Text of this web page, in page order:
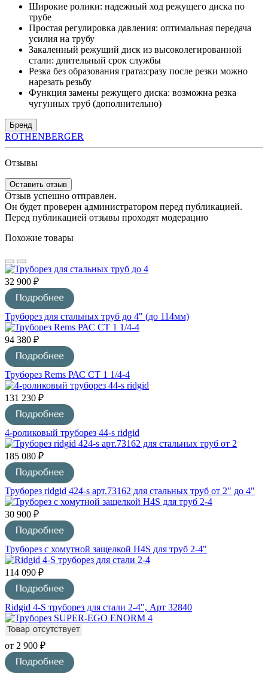
Широкие ролики: надежный ход режущего диска по
трубе
Простая регулировка давления: оптимальная передача
усилия на трубу
Закаленный режущий диск из высоколегированной
стали: длительный срок службы
Резка без образования грата:сразу после резки можно
нарезать резьбу
Функция замены режущего диска: возможна резка
чугунных труб (дополнительно)
Бренд
ROTHENBERGER
Отзывы
Оставить отзыв
Отзыв успешно отправлен.
Он будет проверен администратором перед публикацией.
Перед публикацией отзывы проходят модерацию
Похожие товары
32 900 ₽
Труборез для стальных труб до 4" (до 114мм)
94 380 ₽
Труборез Rems РАС СТ 1 1/4-4
131 230 ₽
4-роликовый труборез 44-s ridgid
185 080 ₽
Труборез ridgid 424-s арт.73162 для стальных труб от 2" до 4"
30 900 ₽
Труборез с хомутной защелкой H4S для труб 2-4"
114 090 ₽
Ridgid 4-S труборез для стали 2-4", Арт 32840
от 2 900 ₽